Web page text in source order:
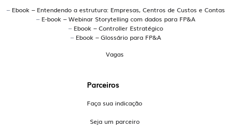
Quais os principais sistemas
brasileiros para planejamento
orçamentário?
planejamento orçamentário, utilizada por grandes
empresas para conectar dados, simular cenários e
promover colaboração entre áreas. Outras opções
customizadas em Excel ou BI, mas a Handit se destaca
– Ebook – Entendendo a estrutura: Empresas, Centros de Custos e Contas
– E-book – Webinar Storytelling com dados para FP&A
– Ebook – Controller Estratégico
– Ebook – Glossário para FP&A
Vagas
Parceiros
Faça sua indicação
Seja um parceiro